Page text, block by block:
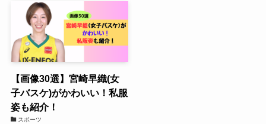
【画像30選】宮崎早織(女
子バスケ)がかわいい！私服
姿も紹介！
スポーツ